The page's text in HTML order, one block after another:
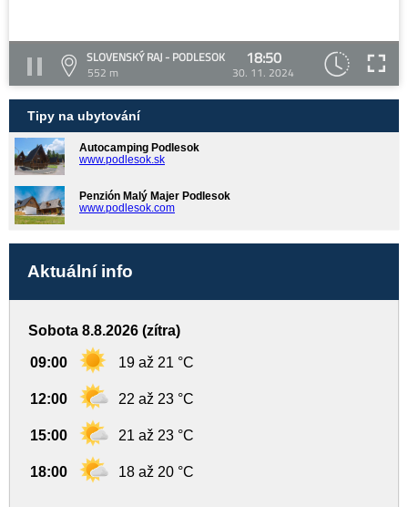
SLOVENSKÝ RAJ - PODLESOK
552 m
18:50
30. 11. 2024
Tipy na ubytování
Autocamping Podlesok
www.podlesok.sk
Penzión Malý Majer Podlesok
www.podlesok.com
Aktuální info
Sobota 8.8.2026 (zítra)
09:00 19 až 21 °C
12:00 22 až 23 °C
15:00 21 až 23 °C
18:00 18 až 20 °C